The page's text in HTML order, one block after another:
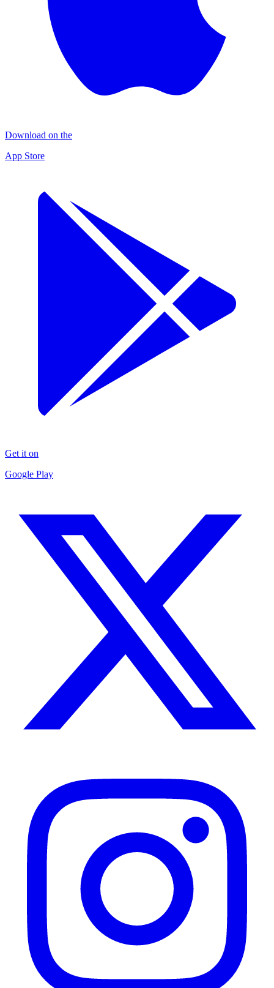
Download on the
App Store
Get it on
Google Play